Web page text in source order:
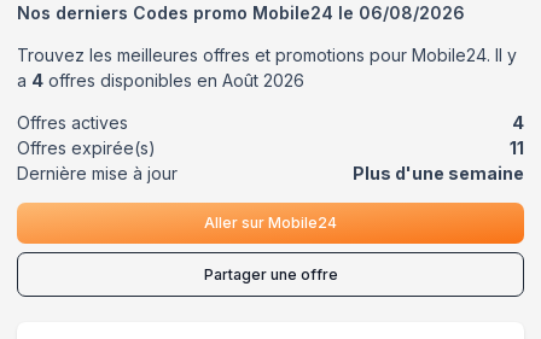
Nos derniers Codes promo Mobile24 le 06/08/2026
Trouvez les meilleures offres et promotions pour Mobile24. Il y
a 4 offres disponibles en Août 2026
Offres actives
4
Offres expirée(s)
11
Dernière mise à jour
Plus d'une semaine
Aller sur Mobile24
Partager une offre